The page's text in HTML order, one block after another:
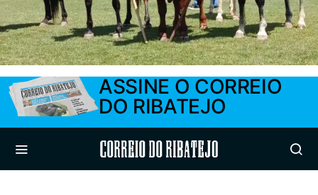
ASSINE O CORREIO
DO RIBATEJO
Correio do Ribatejo